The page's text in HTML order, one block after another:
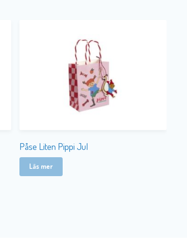
Påse Liten Pippi Jul
Läs mer